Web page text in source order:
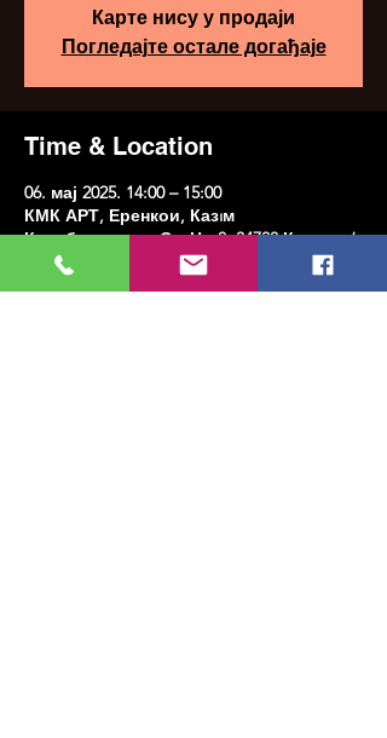
Карте нису у продаји
Погледајте остале догађаје
Time & Location
06. мај 2025. 14:00 – 15:00
КМК АРТ, Еренкои, Казıм
Карабекирпаса Ст. Но:8, 34738 Кадıкои/
Истанбул, Туркиие